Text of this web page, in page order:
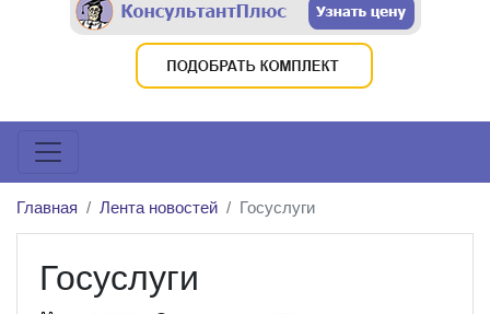
Главная Лента новостей Госуслуги
Госуслуги